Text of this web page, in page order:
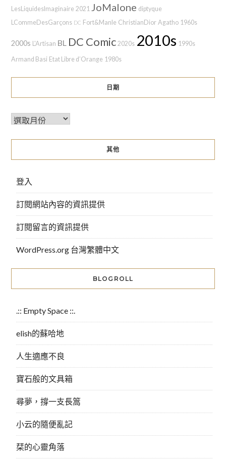
LesLiquidesImaginaire 2021 JoMalone diptyque
LCommeDesGarçons DC Fort&Manle ChristianDior Agatho 1960s
2000s L'Artisan BL DC Comic 2020s 2010s 1990s
Armand Basi Etat Libre d’Orange 1980s
日期
其他
登入
訂閱網站內容的資訊提供
訂閱留言的資訊提供
WordPress.org 台灣繁體中文
BLOGROLL
.:: Empty Space ::.
elish的蘇哈地
人生適應不良
寶石般的文具箱
尋夢，撐一支長篙
小云的隨便亂記
栞的心靈角落